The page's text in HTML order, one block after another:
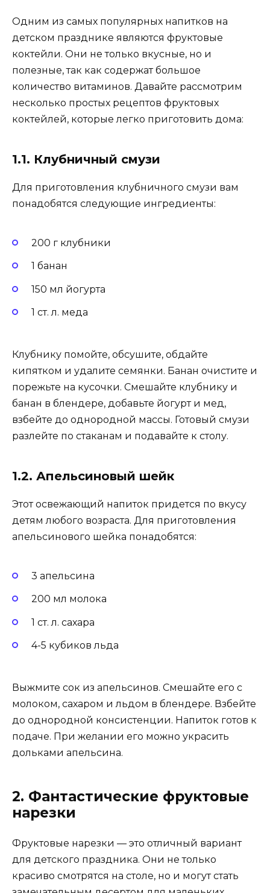
Одним из самых популярных напитков на
детском празднике являются фруктовые
коктейли. Они не только вкусные, но и
полезные, так как содержат большое
количество витаминов. Давайте рассмотрим
несколько простых рецептов фруктовых
коктейлей, которые легко приготовить дома:
1.1. Клубничный смузи
Для приготовления клубничного смузи вам
понадобятся следующие ингредиенты:
200 г клубники
1 банан
150 мл йогурта
1 ст. л. меда
Клубнику помойте, обсушите, обдайте
кипятком и удалите семянки. Банан очистите и
порежьте на кусочки. Смешайте клубнику и
банан в блендере, добавьте йогурт и мед,
взбейте до однородной массы. Готовый смузи
разлейте по стаканам и подавайте к столу.
1.2. Апельсиновый шейк
Этот освежающий напиток придется по вкусу
детям любого возраста. Для приготовления
апельсинового шейка понадобятся:
3 апельсина
200 мл молока
1 ст. л. сахара
4-5 кубиков льда
Выжмите сок из апельсинов. Смешайте его с
молоком, сахаром и льдом в блендере. Взбейте
до однородной консистенции. Напиток готов к
подаче. При желании его можно украсить
дольками апельсина.
2. Фантастические фруктовые
нарезки
Фруктовые нарезки — это отличный вариант
для детского праздника. Они не только
красиво смотрятся на столе, но и могут стать